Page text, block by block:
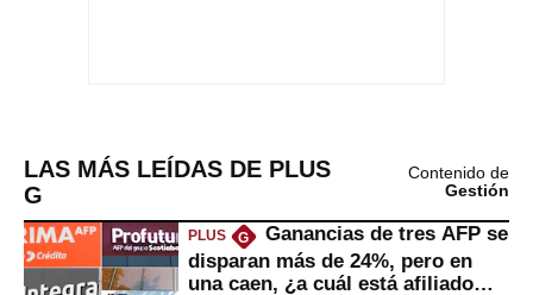
LAS MÁS LEÍDAS DE PLUS
G
Contenido de
Gestión
PLUS G
Ganancias de tres AFP se
disparan más de 24%, pero en
una caen, ¿a cuál está afiliado